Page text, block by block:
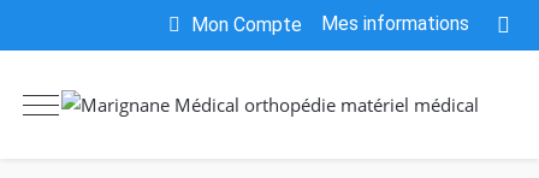
Mon Compte Mes informations